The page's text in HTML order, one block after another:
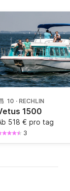
10 · RECHLIN
1500
518 € pro tag
3